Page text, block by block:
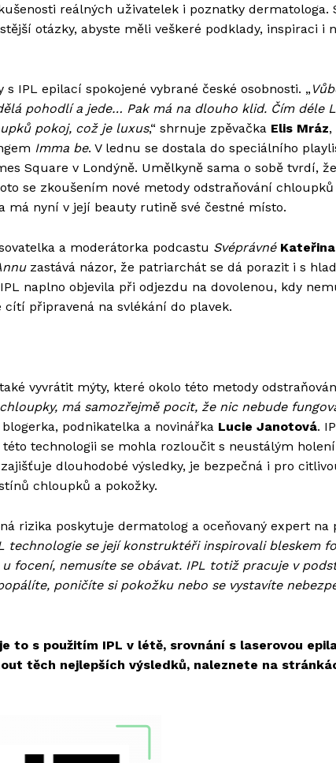
reálných uživatelek i poznatky dermatologa.
otázky, abyste měli veškeré podklady, inspiraci i
IPL epilací spokojené vybrané české osobnosti. „
pohodlí a jede… Pak má na dlouho klid. Čím déle
pokoj, což je luxus,“ shrnuje zpěvačka Elis Mráz,
Imma be. V lednu se dostala do speciálního
Square v Londýně. Umělkyně sama o sobě tvrdí,
se zkoušením nové metody odstraňování chloupků
má nyní v její beauty rutině své čestné místo.
a moderátorka podcastu Svéprávné
zastává názor, že patriarchát se dá porazit i s
naplno objevila při odjezdu na dovolenou, kdy
připravená na svlékání do plavek.
vyvrátit mýty, které okolo této metody
má samozřejmě pocit, že nic nebude
podnikatelka a novinářka Lucie Janotová.
technologii se mohla rozloučit s neustálým
dlouhodobé výsledky, je bezpečná i pro
chloupků a pokožky.
rizika poskytuje dermatolog a oceňovaný expert na
technologie se její konstruktéři inspirovali bleskem
focení, nemusíte se obávat. IPL totiž pracuje v
poničíte si pokožku nebo se vystavíte
to s použitím IPL v létě, srovnání s laserovou
těch nejlepších výsledků, naleznete na